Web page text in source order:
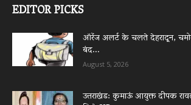
EDITOR PICKS
ऑरेंज अलर्ट के चलते देहरादून,
बंद...
August 5, 2026
उत्तराखंड: कुमाऊं आयुक्त दीपक